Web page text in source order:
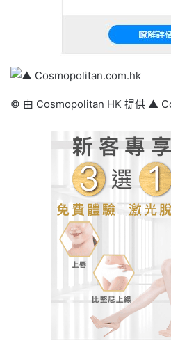
© 由 Cosmopolitan HK 提供 ▲